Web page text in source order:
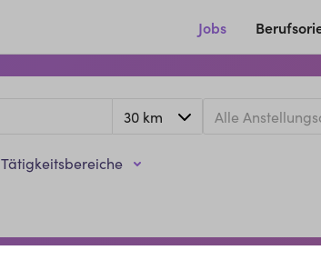
Jobs
Tätigkeitsbereiche